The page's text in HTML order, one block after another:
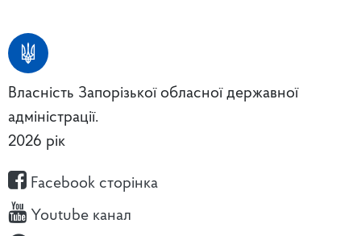
Власність Запорізької обласної державної
адміністрації.
2026 рік
Facebook сторінка
Youtube канал